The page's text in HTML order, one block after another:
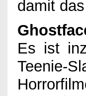
damit
Es ist
Teenie-